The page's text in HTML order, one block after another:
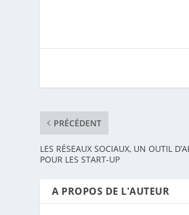
PRÉCÉDENT
LES RÉSEAUX SOCIAUX, UN OUTIL
POUR LES START-UP
A PROPOS DE L'AUTEUR